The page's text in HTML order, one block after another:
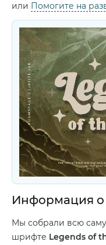
или Помогите на
Информация
Мы собрали всю
шрифте Legends of